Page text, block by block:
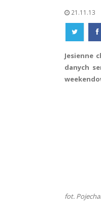
21.11.13
Jesienne
danych
fot.